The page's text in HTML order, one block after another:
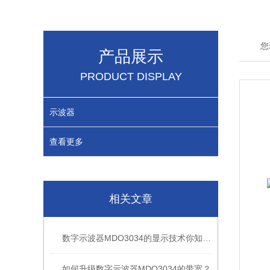
产品展示
PRODUCT DISPLAY
示波器
查看更多
相关文章
您